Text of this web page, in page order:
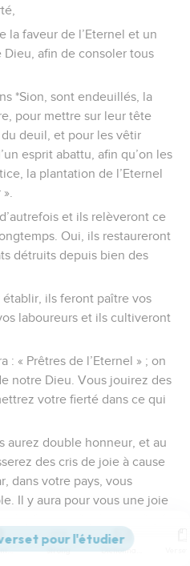
la faveur de l’Eternel et un
afin de consoler tous
*Sion, sont endeuillés, la
pour mettre sur leur tête
du deuil, et pour les vêtir
esprit abattu, afin qu’on les
la plantation de l’Eternel
et ils relèveront ce
Oui, ils restaureront
détruits depuis bien des
établir, ils feront paître vos
laboureurs et ils cultiveront
: « Prêtres de l’Eternel » ; on
notre Dieu. Vous jouirez des
votre fierté dans ce qui
aurez double honneur, et au
des cris de joie à cause
dans votre pays, vous
Il y aura pour vous une joie
la droiture. Je déteste le vol
Commentaires Strong